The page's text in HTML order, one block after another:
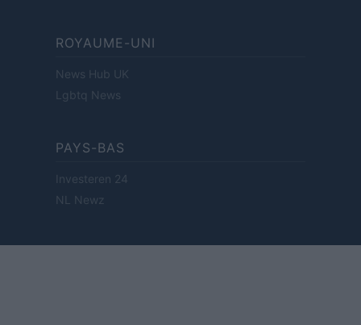
ROYAUME-UNI
News Hub UK
Lgbtq News
PAYS-BAS
Investeren 24
NL Newz